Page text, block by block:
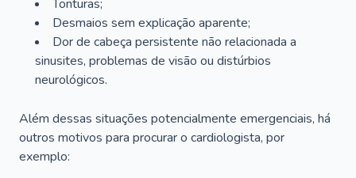
Tonturas;
Desmaios sem explicação aparente;
Dor de cabeça persistente não relacionada a
sinusites, problemas de visão ou distúrbios
neurológicos.
Além dessas situações potencialmente emergenciais, há
outros motivos para procurar o cardiologista, por
exemplo: